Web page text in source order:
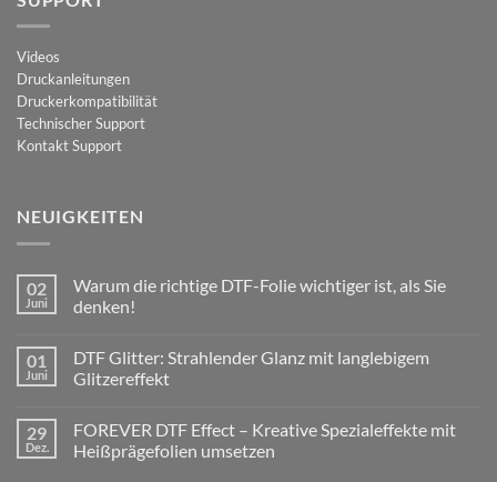
Videos
Druckanleitungen
Druckerkompatibilität
Technischer Support
Kontakt Support
NEUIGKEITEN
02
Juni
Warum die richtige DTF-Folie wichtiger ist, als Sie
denken!
zu
Warum
die
Folie
wichtiger
ist,
01
Juni
DTF Glitter: Strahlender Glanz mit langlebigem
Glitzereffekt
zu
DTF
Glitter:
29
Dez.
FOREVER DTF Effect – Kreative Spezialeffekte mit
Heißprägefolien umsetzen